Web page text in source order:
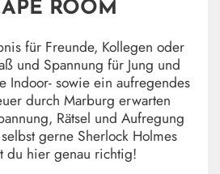
ROOM
für Freunde, Kollegen oder
und Spannung für Jung und
Indoor- sowie ein aufregendes
durch Marburg erwarten
Rätsel und Aufregung
gerne Sherlock Holmes
du hier genau richtig!